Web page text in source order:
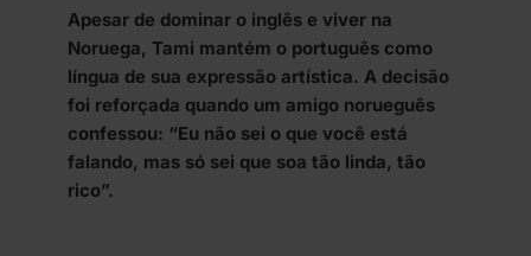
Apesar de dominar o inglês e viver na
Noruega, Tami mantém o português como
língua de sua expressão artística. A decisão
foi reforçada quando um amigo norueguês
confessou: “Eu não sei o que você está
falando, mas só sei que soa tão linda, tão
rico”.